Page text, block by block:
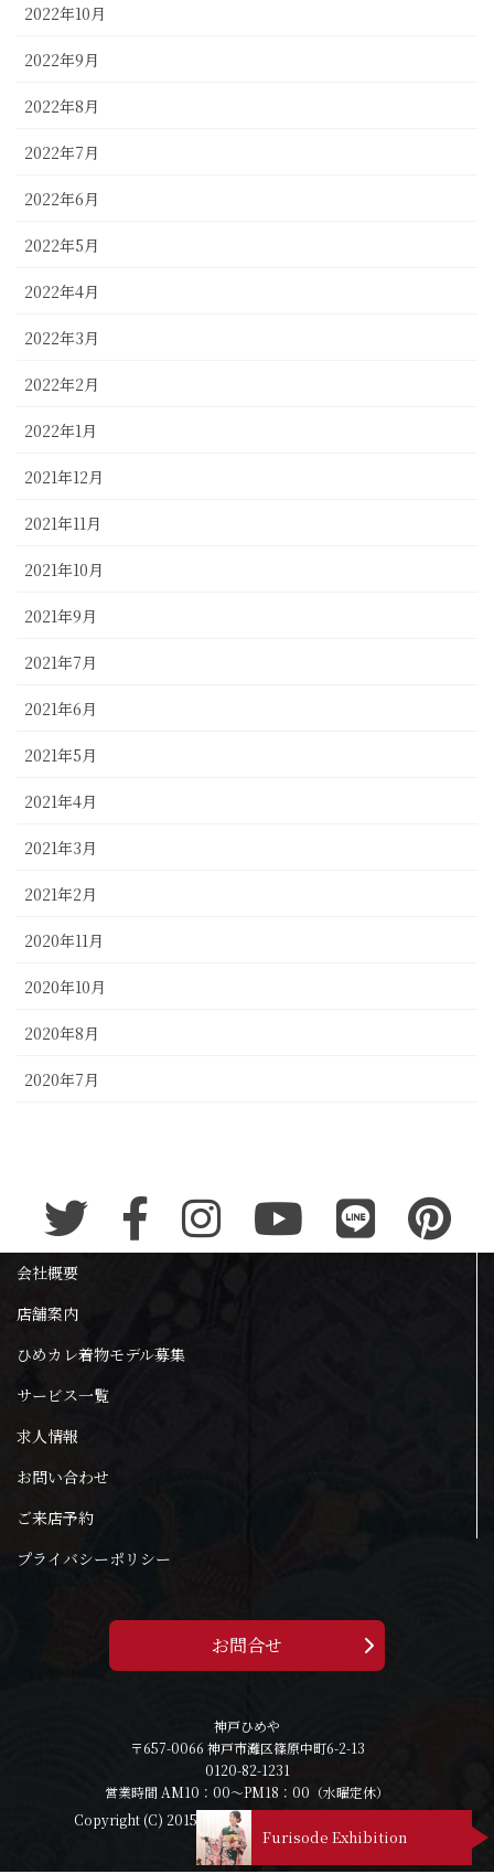
2022年10月
2022年9月
2022年8月
2022年7月
2022年6月
2022年5月
2022年4月
2022年3月
2022年2月
2022年1月
2021年12月
2021年11月
2021年10月
2021年9月
2021年7月
2021年6月
2021年5月
2021年4月
2021年3月
2021年2月
2020年11月
2020年10月
2020年8月
2020年7月
会社概要
店舗案内
ひめカレ着物モデル募集
サービス一覧
求人情報
お問い合わせ
ご来店予約
プライバシーポリシー
お問合せ
神戸ひめや
〒657-0066 神戸市灘区篠原中町6-2-13
0120-82-1231
営業時間 AM10：00～PM18：00（水曜定休）
Copyright (C) 2015 - 2026 himeya All Rights Reserved.
Furisode Exhibition